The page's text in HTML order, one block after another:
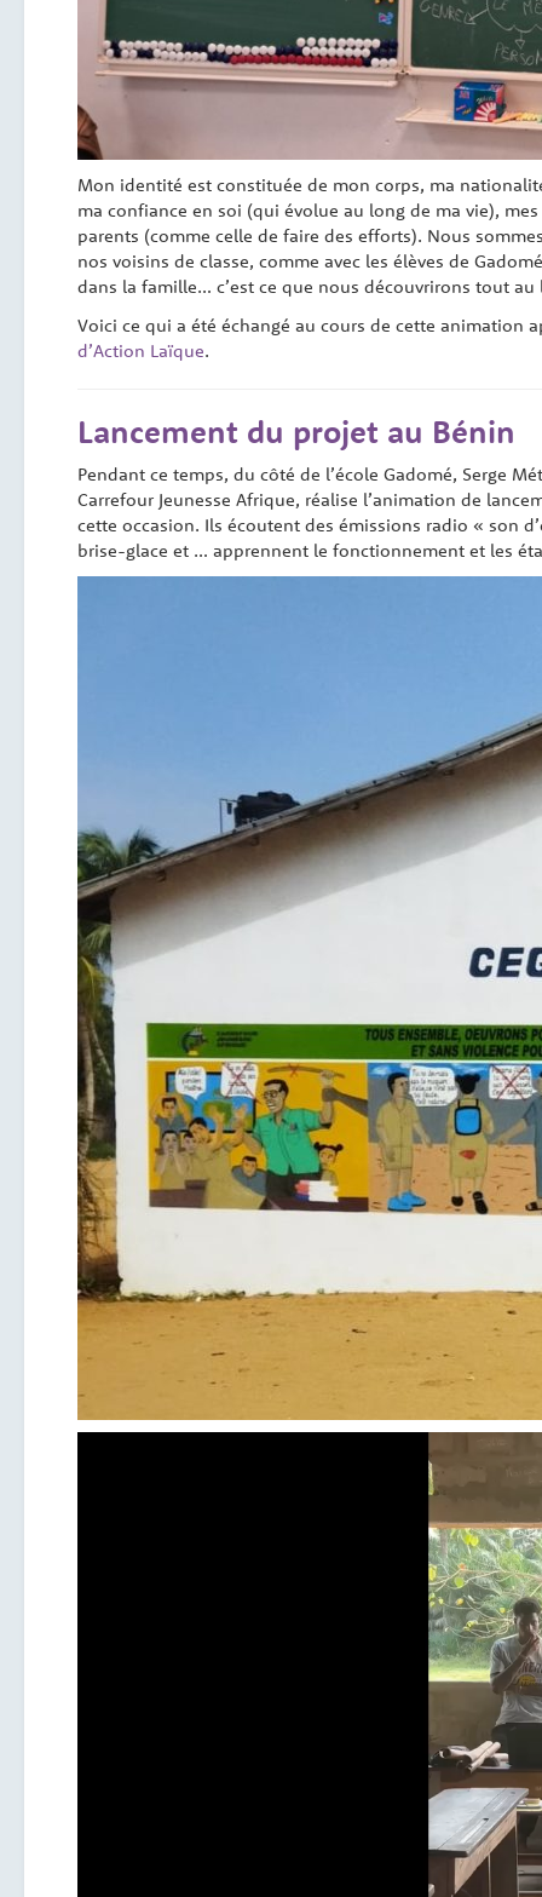
Mon identité est constituée de mon corps, ma
ma confiance en soi (qui évolue au long de ma vie),
parents (comme celle de faire des efforts). Nous
nos voisins de classe, comme avec les élèves de
dans la famille… c’est ce que nous découvrirons tout
Voici ce qui a été échangé au cours de cette animation
d’Action Laïque.
Lancement du projet au Bénin
Pendant ce temps, du côté de l’école Gadomé, Serge
Carrefour Jeunesse Afrique, réalise l’animation de
cette occasion. Ils écoutent des émissions radio « son
brise-glace et … apprennent le fonctionnement et les